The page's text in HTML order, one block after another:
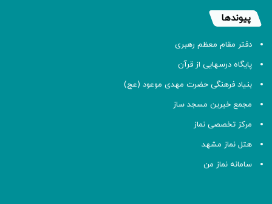
پیوندها
دفتر مقام معظم رهبری
پایگاه درسهایی از قرآن
بنیاد فرهنگی حضرت مهدی موعود (عج)
مجمع خیرین مسجد ساز
مرکز تخصصی نماز
هتل نماز مشهد
سامانه نماز من